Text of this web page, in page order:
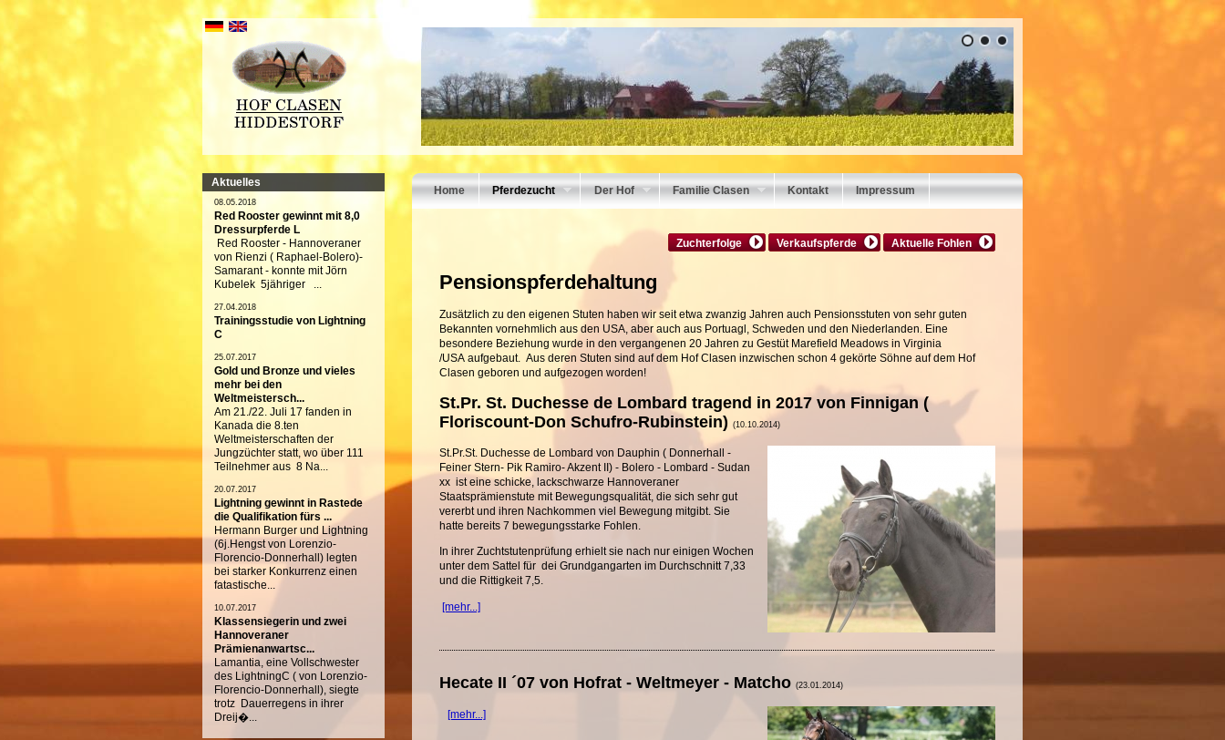
Aktuelles
08.05.2018
Red Rooster gewinnt mit 8,0
Dressurpferde L
Red Rooster - Hannoveraner
von Rienzi ( Raphael-Bolero)-
Samarant - konnte mit Jörn
Kubelek 5jähriger ...
27.04.2018
Trainingsstudie von Lightning
C
25.07.2017
Gold und Bronze und vieles
mehr bei den
Weltmeistersch...
Am 21./22. Juli 17 fanden in
Kanada die 8.ten
Weltmeisterschaften der
Jungzüchter statt, wo über 111
Teilnehmer aus 8 Na...
20.07.2017
Lightning gewinnt in Rastede
die Qualifikation fürs ...
Hermann Burger und Lightning
(6j.Hengst von Lorenzio-
Florencio-Donnerhall) legten
bei starker Konkurrenz einen
fatastische...
10.07.2017
Klassensiegerin und zwei
Hannoveraner
Prämienanwartsc...
Lamantia, eine Vollschwester
des LightningC ( von Lorenzio-
Florencio-Donnerhall), siegte
trotz Dauerregens in ihrer
Dreij�...
Home Pferdezucht Der Hof Familie Clasen Kontakt Impressum
Zuchterfolge Verkaufspferde Aktuelle Fohlen
Pensionspferdehaltung
Zusätzlich zu den eigenen Stuten haben wir seit etwa zwanzig Jahren auch Pensionsstuten von sehr guten
Bekannten vornehmlich aus den USA, aber auch aus Portuagl, Schweden und den Niederlanden. Eine
besondere Beziehung wurde in den vergangenen 20 Jahren zu Gestüt Marefield Meadows in Virginia
/USA aufgebaut. Aus deren Stuten sind auf dem Hof Clasen inzwischen schon 4 gekörte Söhne auf dem Hof
Clasen geboren und aufgezogen worden!
St.Pr. St. Duchesse de Lombard tragend in 2017 von Finnigan (
Floriscount-Don Schufro-Rubinstein) (10.10.2014)
St.Pr.St. Duchesse de Lombard von Dauphin ( Donnerhall -
Feiner Stern- Pik Ramiro- Akzent II) - Bolero - Lombard - Sudan
xx ist eine schicke, lackschwarze Hannoveraner
Staatsprämienstute mit Bewegungsqualität, die sich sehr gut
vererbt und ihren Nachkommen viel Bewegung mitgibt. Sie
hatte bereits 7 bewegungsstarke Fohlen.
In ihrer Zuchtstutenprüfung erhielt sie nach nur einigen Wochen
unter dem Sattel für dei Grundgangarten im Durchschnitt 7,33
und die Rittigkeit 7,5.
[mehr...]
Hecate II ´07 von Hofrat - Weltmeyer - Matcho (23.01.2014)
[mehr...]